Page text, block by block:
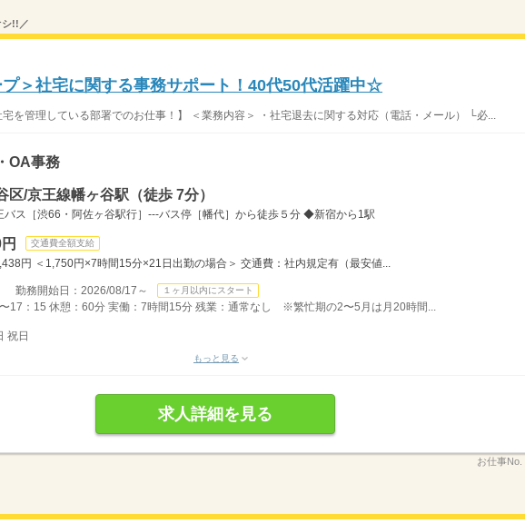
シ!!／
プ＞社宅に関する事務サポート！40代50代活躍中☆
宅を管理している部署でのお仕事！】 ＜業務内容＞ ・社宅退去に関する対応（電話・メール） └必...
OA事務
区/京王線幡ヶ谷駅（徒歩 7分）
ス［渋66・阿佐ヶ谷駅行］---バス停［幡代］から徒歩５分 ◆新宿から1駅
交通費全額支給
円 ＜1,750円×7時間15分×21日出勤の場合＞ 交通費：社内規定有（最安値...
務開始日：2026/08/17～ １ヶ月以内にスタート
17：15 休憩：60分 実働：7時間15分 残業：通常なし ※繁忙期の2〜5月は月20時間...
祝日
もっと見る
求人詳細を見る
お仕事No.